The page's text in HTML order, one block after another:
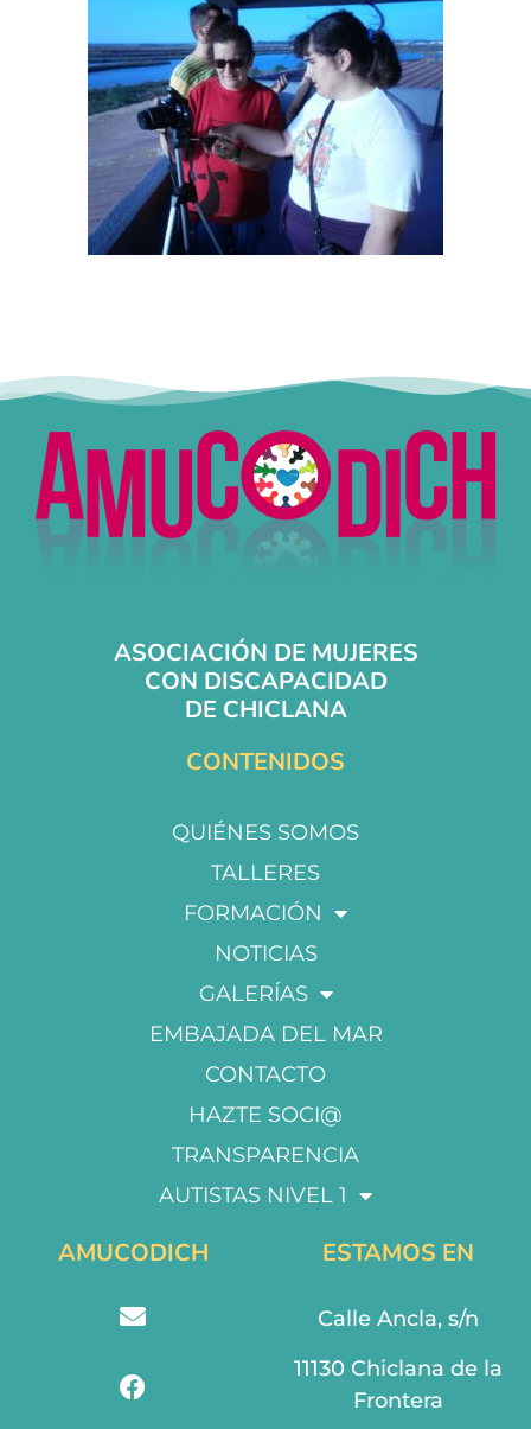
ASOCIACIÓN DE MUJERES
CON DISCAPACIDAD
DE CHICLANA
CONTENIDOS
QUIÉNES SOMOS
TALLERES
FORMACIÓN
NOTICIAS
GALERÍAS
EMBAJADA DEL MAR
CONTACTO
HAZTE SOCI@
TRANSPARENCIA
AUTISTAS NIVEL 1
AMUCODICH ESTAMOS EN
Calle Ancla, s/n
11130 Chiclana de la
Frontera